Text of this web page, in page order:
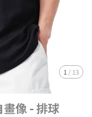
1 / 13
像 - 排球